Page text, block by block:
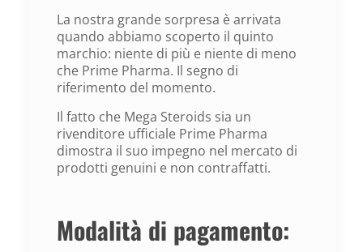
La nostra grande sorpresa è arrivata
quando abbiamo scoperto il quinto
marchio: niente di più e niente di meno
che Prime Pharma. Il segno di
riferimento del momento.
Il fatto che Mega Steroids sia un
rivenditore ufficiale Prime Pharma
dimostra il suo impegno nel mercato di
prodotti genuini e non contraffatti.
Modalità di pagamento: